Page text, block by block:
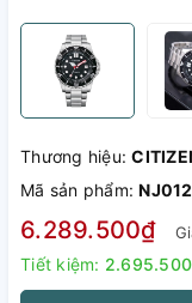
Thương hiệu:
Mã sản phẩm:
6.289.500₫
Tiết kiệm: